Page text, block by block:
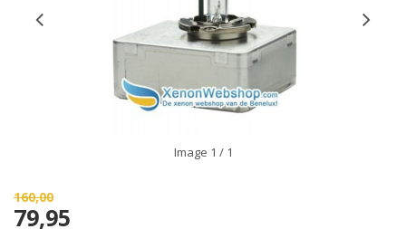
Image 1 / 1
160,00
79,95